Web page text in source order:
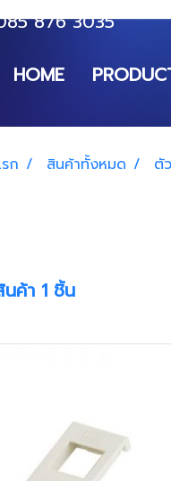
876 3035
HOME
ก สินค้าทั้งหมด ตั
ค้า 1 ชิ้น